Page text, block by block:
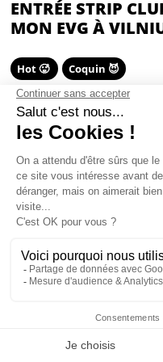
ENTRÉE STRIP
MON EVG À
Hot 🥵 Coquin 😈
CONTENU
Entrée en strip club
ENTRÉE STRIP CLUB
Si il y a bien une tradition à
c'est bien le strip club !
Mon EVG à Vilnius